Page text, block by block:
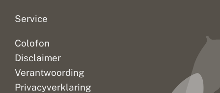
Service
Colofon
Disclaimer
Verantwoording
Privacyverklaring